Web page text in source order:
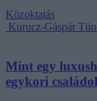
Közoktatás
Kurucz-Gáspár
Mint egy
egykori